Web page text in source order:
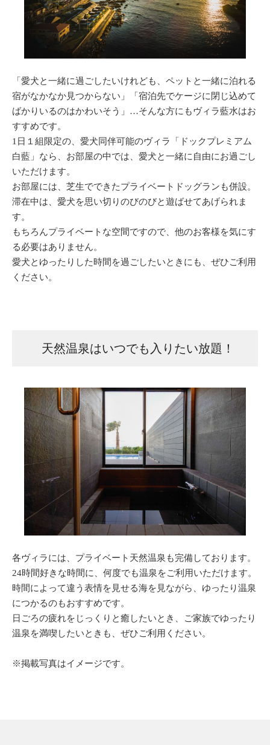
「愛犬と一緒に過ごしたいけれども、ペットと一緒に泊れる
宿がなかなか見つからない」「宿泊先でケージに閉じ込めて
ばかりいるのはかわいそう」…そんな方にもヴィラ藍水はお
すすめです。
1日１組限定の、愛犬同伴可能のヴィラ「ドックプレミアム
白藍」なら、お部屋の中では、愛犬と一緒に自由にお過ごし
いただけます。
お部屋には、芝生でできたプライベートドッグランも併設。
滞在中は、愛犬を思い切りのびのびと遊ばせてあげられま
す。
もちろんプライベートな空間ですので、他のお客様を気にす
る必要はありません。
愛犬とゆったりした時間を過ごしたいときにも、ぜひご利用
ください。
天然温泉はいつでも入りたい放題！
各ヴィラには、プライベート天然温泉も完備しております。
24時間好きな時間に、何度でも温泉をご利用いただけます。
時間によって違う表情を見せる海を見ながら、ゆったり温泉
につかるのもおすすめです。
日ごろの疲れをじっくりと癒したいとき、ご家族でゆったり
温泉を満喫したいときも、ぜひご利用ください。
※掲載写真はイメージです。